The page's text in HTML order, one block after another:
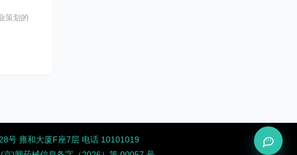
策划的
号 雍和大厦F座7层 电话 10101019